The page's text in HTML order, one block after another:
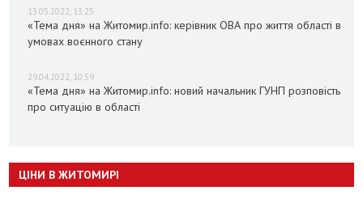
13.05.2022, 13:25
«Тема дня» на Житомир.info: керівник ОВА про життя області в
умовах воєнного стану
29.04.2022, 10:59
«Тема дня» на Житомир.info: новий начальник ГУНП розповість
про ситуацію в області
ЦІНИ В ЖИТОМИРІ